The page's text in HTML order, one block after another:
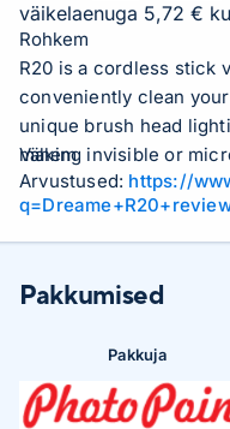
väikelaenuga 5,72 €
Rohkem
R20 is a cordless stick
conveniently clean
unique brush head
making invisible or
floors. With its powerful
detection for effective
interchangeable brush
thorough cleaning.
Handheld/Cordless
1.5 hours Dust bin
Vähem
Arvustused: https://
Pakkumised
Pakkuja